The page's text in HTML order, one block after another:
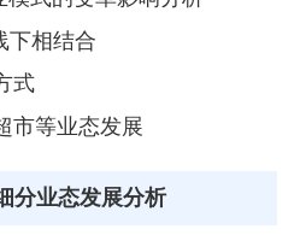
下相结合
式
市等业态发展
分业态发展分析